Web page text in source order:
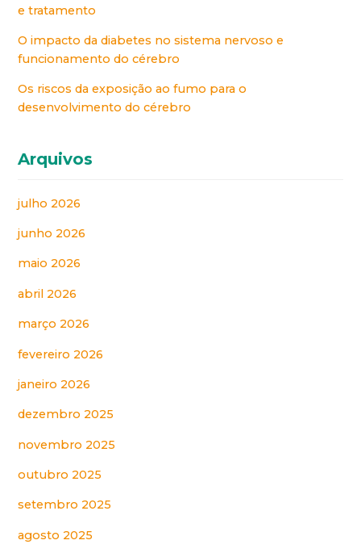
e tratamento
O impacto da diabetes no sistema nervoso e
funcionamento do cérebro
Os riscos da exposição ao fumo para o
desenvolvimento do cérebro
Arquivos
julho 2026
junho 2026
maio 2026
abril 2026
março 2026
fevereiro 2026
janeiro 2026
dezembro 2025
novembro 2025
outubro 2025
setembro 2025
agosto 2025